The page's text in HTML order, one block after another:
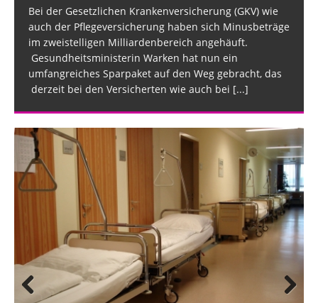
Bei der Gesetzlichen Krankenversicherung (GKV) wie
auch der Pflegeversicherung haben sich Minusbeträge
im zweistelligen Milliardenbereich angehäuft.
Gesundheitsministerin Warken hat nun ein
umfangreiches Sparpaket auf den Weg gebracht, das
derzeit bei den Versicherten wie auch bei [...]